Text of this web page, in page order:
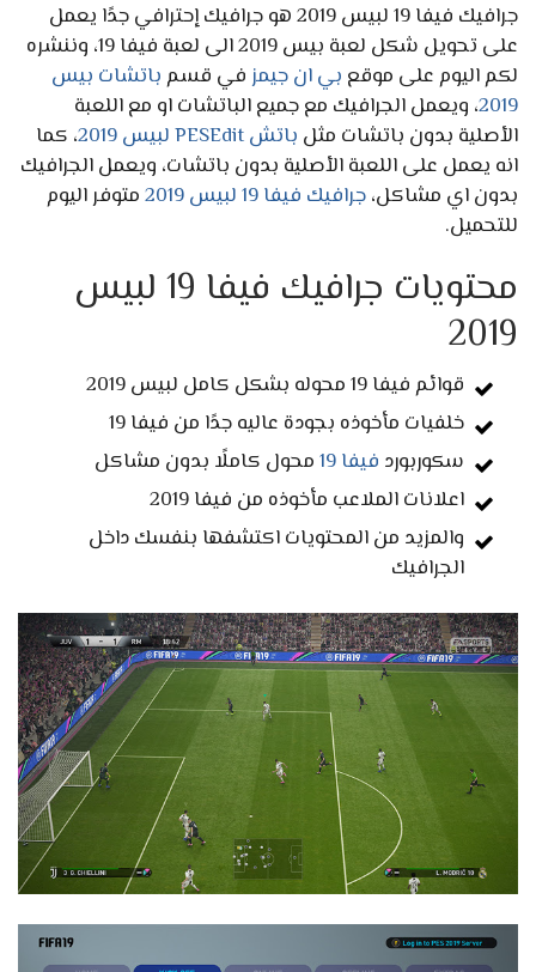
جرافيك فيفا 19 لبيس 2019 هو جرافيك إحترافي جدًا يعمل
على تحويل شكل لعبة بيس 2019 الى لعبة فيفا 19، وننشره
لكم اليوم على موقع بي ان جيمز في قسم باتشات بيس
2019، ويعمل الجرافيك مع جميع الباتشات او مع اللعبة
الأصلية بدون باتشات مثل باتش PESEdit لبيس 2019
، كما
انه يعمل على اللعبة الأصلية بدون باتشات، ويعمل الجرافيك
بدون اي مشاكل،جرافيك فيفا 19 لبيس 2019
متوفر اليوم
للتحميل.
محتويات جرافيك فيفا 19 لبيس
2019
قوائم فيفا 19 محوله بشكل كامل لبيس 2019
خلفيات مأخوذه بجودة عاليه جدًا من فيفا 19
سكوربورد فيفا 19
محول كاملًا بدون مشاكل
اعلانات الملاعب مأخوذه من فيفا 2019
والمزيد من المحتويات اكتشفها بنفسك داخل
الجرافيك